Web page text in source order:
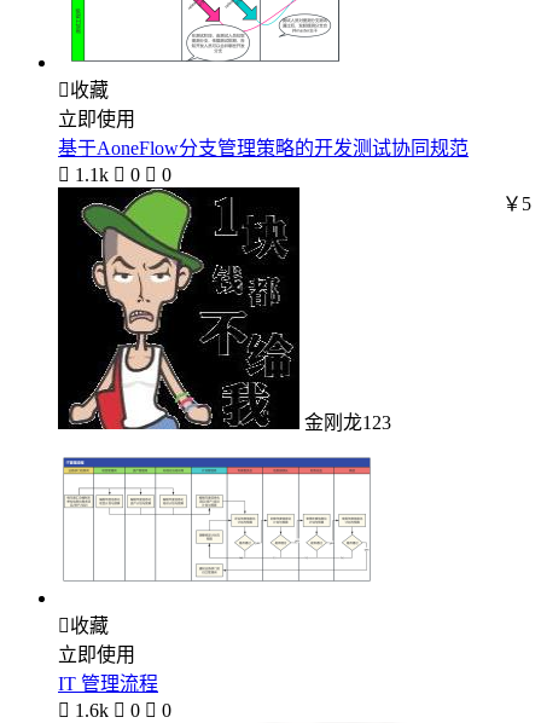
收藏
立即使用
基于AoneFlow分支管理策略的开发测试协同规范
 1.1k  0  0
金刚龙123
￥5
收藏
立即使用
IT 管理流程
 1.6k  0  0